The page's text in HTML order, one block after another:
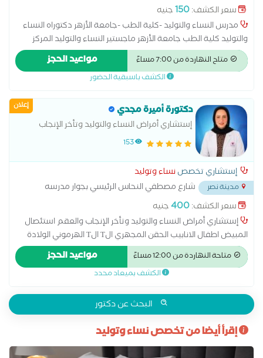
سعر الكشف:150جنيه
مدرس النساء والتوليد -كلية الطب -جامعة الأزهر دكتوراه النساء
والتوليد كلية الطب جامعة الأزهر ماجستير النساء والتوليد المركز
الدولي الإسلامي زميل طب الجنين وتشوهات الأجنه _القصر العيني
استشاري الحقن المجهري مستشفى آدم الدولي
متاح النهاردة من 7:00 مساءً مواعيد الحجز
الكشف باسبقية الحضور
إعلان دكتورة أميرة مجدي
إستشاري أمراض النساء والتوليد وتأخر الإنجاب
والعقم
153
إستشاري تخصصنساء وتوليد
مدينة نصر
شارع مصطفي النحاس الرئيسي بجوار مدرسه
المنهل...
سعر الكشف:400جنيه
إستشاري أمراض النساء والتوليد وتأخر الإنجاب والعقم استئصال
المبيض اطفال الانابيب الحقن المجهري الT الT الهرموني الولادة
الطبيعية الولادة القيصرية تحليل بطانة الرحم ربط قناة فالوب رعاية
ما قبل الولادة وبعدها سونار سونار ثلاثي الابعاد سونار رباعي الابعاد
عمليات تجميل المهبل عملية استئصال الرحم بالمنظار
متاحة النهاردة من 12:00 مساءً مواعيد الحجز
الكشف بميعاد محدد
البحث عن دكتور
إقرأ أيضا من تخصص نساء وتوليد